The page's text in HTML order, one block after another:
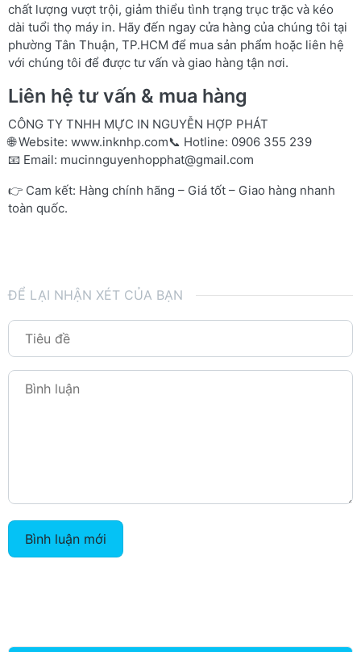
chất lượng vượt trội, giảm thiểu tình trạng trục trặc và kéo
dài tuổi thọ máy in. Hãy đến ngay cửa hàng của chúng tôi tại
phường Tân Thuận, TP.HCM để mua sản phẩm hoặc liên hệ
với chúng tôi để được tư vấn và giao hàng tận nơi.
Liên hệ tư vấn & mua hàng
CÔNG TY TNHH MỰC IN NGUYỄN HỢP PHÁT
🌐 Website: www.inknhp.com📞 Hotline: 0906 355 239
📧 Email: mucinnguyenhopphat@gmail.com
👉 Cam kết: Hàng chính hãng – Giá tốt – Giao hàng nhanh
toàn quốc.
ĐỂ LẠI NHẬN XÉT CỦA BẠN
Bình luận mới